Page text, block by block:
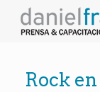
contenido
Rock